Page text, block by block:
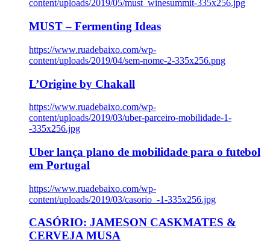
content/uploads/2019/05/must_winesummit-335x256.jpg
MUST – Fermenting Ideas
https://www.ruadebaixo.com/wp-
content/uploads/2019/04/sem-nome-2-335x256.png
L’Origine by Chakall
https://www.ruadebaixo.com/wp-
content/uploads/2019/03/uber-parceiro-mobilidade-1-
-335x256.jpg
Uber lança plano de mobilidade para o futebol
em Portugal
https://www.ruadebaixo.com/wp-
content/uploads/2019/03/casorio_-1-335x256.jpg
CASÓRIO: JAMESON CASKMATES &
CERVEJA MUSA